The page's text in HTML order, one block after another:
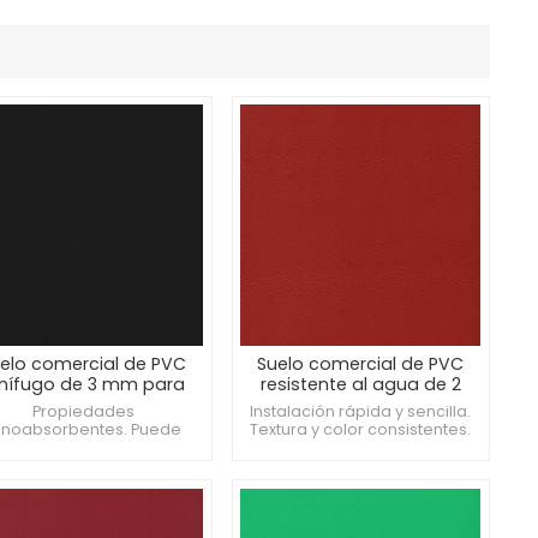
comercial de PVC
de 3 mm para
pasillos
Propiedades
Puede
Suelo comercial de PVC
resistente al agua de 2
mm para aulas
Instalación rápida y sencilla.
Textura y color consistentes.